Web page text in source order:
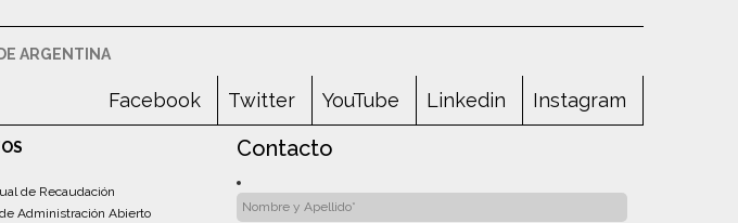
ARGENTINA
Facebook Twitter YouTube Linkedin Instagram
de Recaudación
Administración Abierto
Contacto